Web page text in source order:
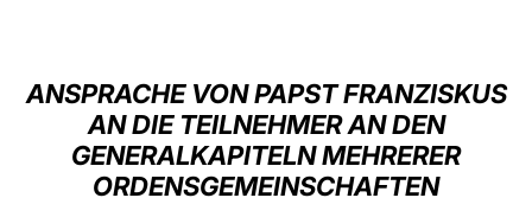
LATINE
ANSPRACHE VON PAPST FRANZISKUS
AN DIE TEILNEHMER AN DEN
GENERALKAPITELN MEHRERER
ORDENSGEMEINSCHAFTEN